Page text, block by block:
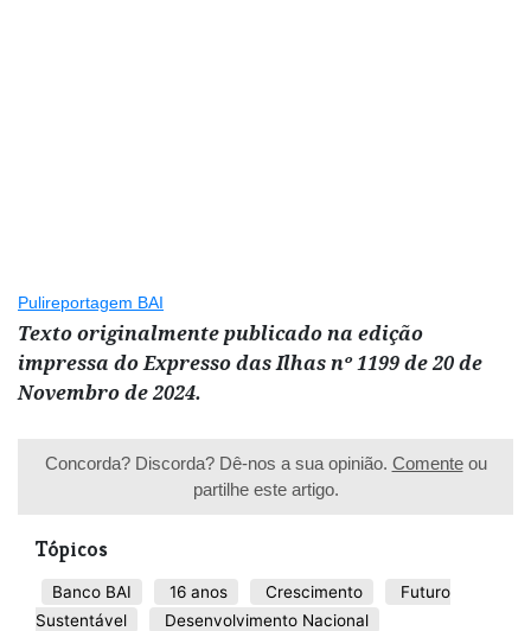
Pulireportagem BAI
Texto originalmente publicado na edição
impressa do Expresso das Ilhas nº 1199 de 20 de
Novembro de 2024.
Concorda? Discorda? Dê-nos a sua opinião. Comenteou
partilhe este artigo.
Tópicos
Banco BAI 16 anos Crescimento
Futuro
Sustentável
Desenvolvimento Nacional